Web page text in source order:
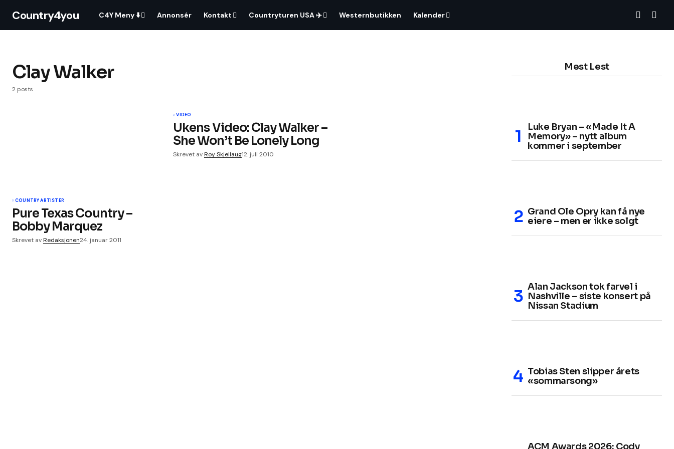
Country4you C4Y Meny ⬇️ Annonsér Kontakt Countryturen USA ✈️ Westernbutikken Kalender
Clay Walker
2 posts
COUNTRY ARTISTER
Pure Texas Country –
Bobby Marquez
Skrevet avRedaksjonen24. januar 2011
VIDEO
Ukens Video: Clay Walker –
She Won’t Be Lonely Long
Skrevet av Roy Skjellaug12. juli 2010
Mest Lest
Luke Bryan – «Made It A
Memory» – nytt album
kommer i september
Grand Ole Opry kan få nye
eiere – men er ikke solgt
Alan Jackson tok farvel i
Nashville – siste konsert på
Nissan Stadium
Tobias Sten slipper årets
«sommarsong»
ACM Awards 2026: Cody